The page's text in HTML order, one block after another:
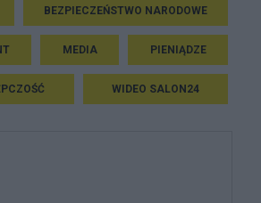
BEZPIECZEŃSTWO NARODOWE
MEDIA PIENIĄDZE
WIDEO SALON24